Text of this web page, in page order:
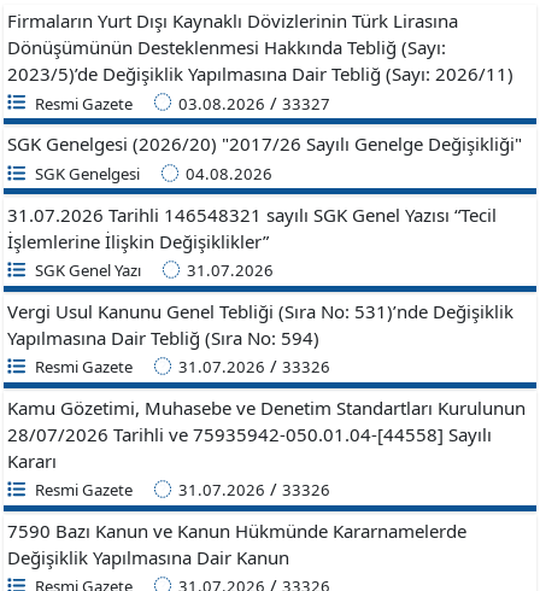
Firmaların Yurt Dışı Kaynaklı Dövizlerinin Türk Lirasına
Dönüşümünün Desteklenmesi Hakkında Tebliğ (Sayı:
2023/5)’de Değişiklik Yapılmasına Dair Tebliğ (Sayı: 2026/11)
Resmi Gazete 03.08.2026 / 33327
SGK Genelgesi (2026/20) "2017/26 Sayılı Genelge Değişikliği"
SGK Genelgesi 04.08.2026
31.07.2026 Tarihli 146548321 sayılı SGK Genel Yazısı “Tecil
İşlemlerine İlişkin Değişiklikler”
SGK Genel Yazı 31.07.2026
Vergi Usul Kanunu Genel Tebliği (Sıra No: 531)’nde Değişiklik
Yapılmasına Dair Tebliğ (Sıra No: 594)
Resmi Gazete 31.07.2026 / 33326
Kamu Gözetimi, Muhasebe ve Denetim Standartları Kurulunun
28/07/2026 Tarihli ve 75935942-050.01.04-[44558] Sayılı
Kararı
Resmi Gazete 31.07.2026 / 33326
7590 Bazı Kanun ve Kanun Hükmünde Kararnamelerde
Değişiklik Yapılmasına Dair Kanun
/